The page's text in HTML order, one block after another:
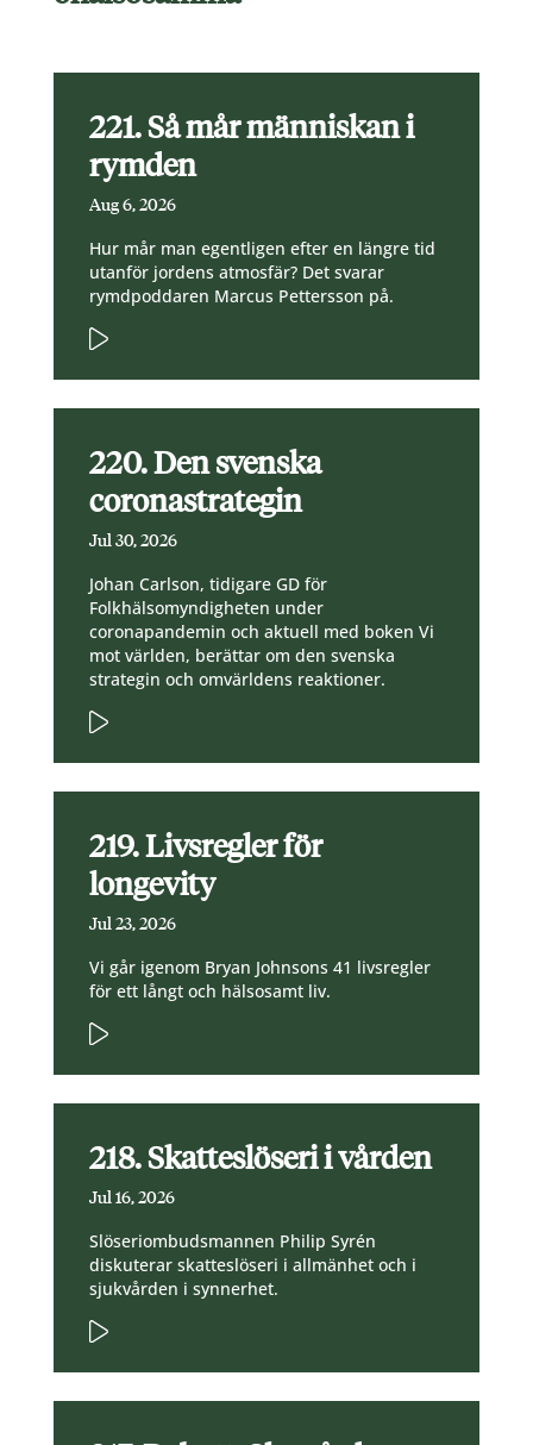
221. Så mår människan i
rymden
Aug 6, 2026
Hur mår man egentligen efter en längre tid
utanför jordens atmosfär? Det svarar
rymdpoddaren Marcus Pettersson på.
220. Den svenska
coronastrategin
Jul 30, 2026
Johan Carlson, tidigare GD för
Folkhälsomyndigheten under
coronapandemin och aktuell med boken Vi
mot världen, berättar om den svenska
strategin och omvärldens reaktioner.
219. Livsregler för
longevity
Jul 23, 2026
Vi går igenom Bryan Johnsons 41 livsregler
för ett långt och hälsosamt liv.
218. Skatteslöseri i vården
Jul 16, 2026
Slöseriombudsmannen Philip Syrén
diskuterar skatteslöseri i allmänhet och i
sjukvården i synnerhet.